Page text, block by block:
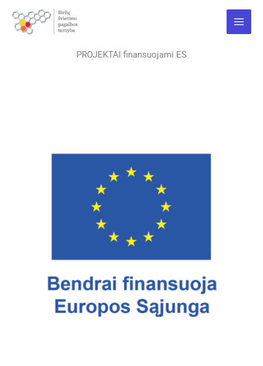
Main
Menu
PROJEKTAI finansuojami ES